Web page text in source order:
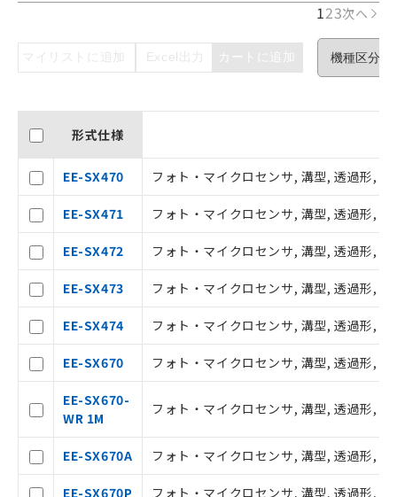
123次へ
マイリストに追加 Excel出力 カートに追加
形式仕様
EE-SX470 フォト・マイクロセンサ, 溝型, 透過形,
EE-SX471 フォト・マイクロセンサ, 溝型, 透過形,
EE-SX472 フォト・マイクロセンサ, 溝型, 透過形,
EE-SX473 フォト・マイクロセンサ, 溝型, 透過形,
EE-SX474 フォト・マイクロセンサ, 溝型, 透過形,
EE-SX670 フォト・マイクロセンサ, 溝型, 透過形,
EE-SX670-
WR 1M
フォト・マイクロセンサ, 溝型, 透過形,
EE-SX670A フォト・マイクロセンサ, 溝型, 透過形,
EE-SX670P フォト・マイクロセンサ, 溝型, 透過形,
ご利用条件
以下の条件をお読みいただき、同意のうえ
ご利用ください。
本サービスは、当社制御機器事業取扱
商品の当社在庫状況および標準価格(税